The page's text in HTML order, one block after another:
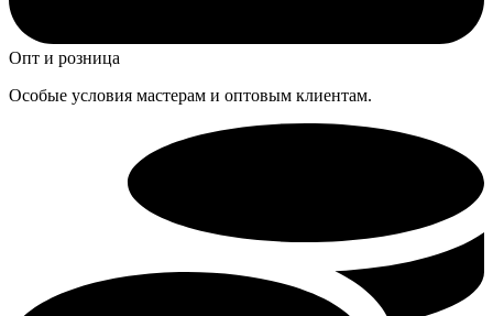
Опт и розница
Особые условия мастерам и оптовым клиентам.